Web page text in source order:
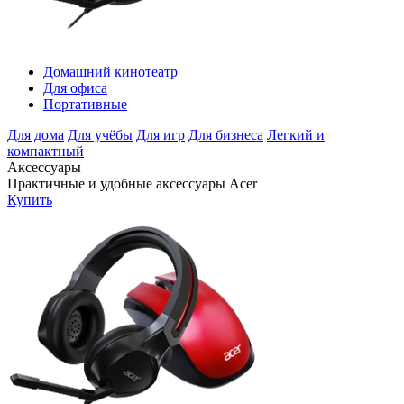
Домашний кинотеатр
Для офиса
Портативные
Для дома Для учёбы Для игр Для бизнеса Легкий и
компактный
Аксессуары
Практичные и удобные аксессуары Acer
Купить